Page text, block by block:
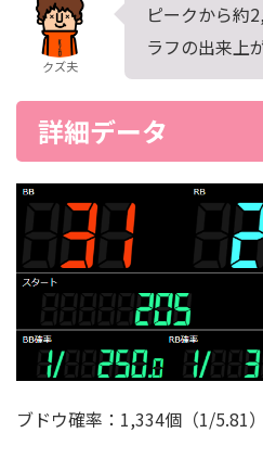
クズ夫
ピークから約
ラフの出来上
詳細データ
ブドウ確率：1,334個（1/5.81）